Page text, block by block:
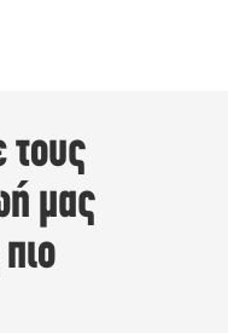
τους
μας